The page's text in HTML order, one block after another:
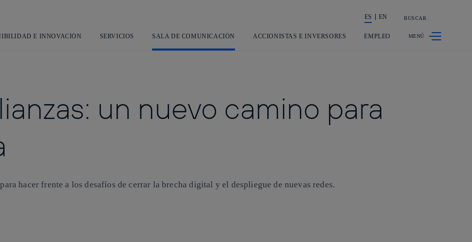
principal
La acción en accionistas e inversores
ES EN BUSCAR
E INNOVACIÓN SERVICIOS SALA DE COMUNICACIÓN ACCIONISTAS E INVERSORES EMPLEO
un nuevo camino para
hacer frente a los desafíos de cerrar la brecha digital y el despliegue de nuevas redes.